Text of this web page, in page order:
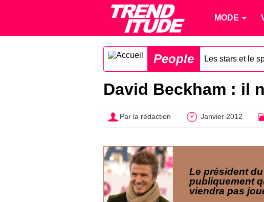
MODE
People Les stars et le
David Beckham : il
Par la rédaction Janvier 2012
Le président
publiquement
viendra pas